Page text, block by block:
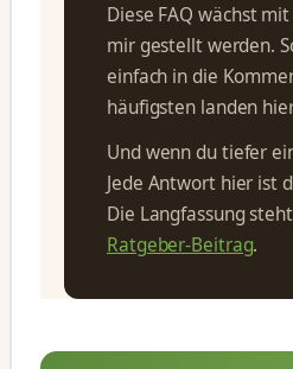
Diese FAQ wächst
mir gestellt werden.
einfach in die
häufigsten landen
Und wenn du tiefer
Jede Antwort hier ist
Die Langfassung
Ratgeber-Beitrag.